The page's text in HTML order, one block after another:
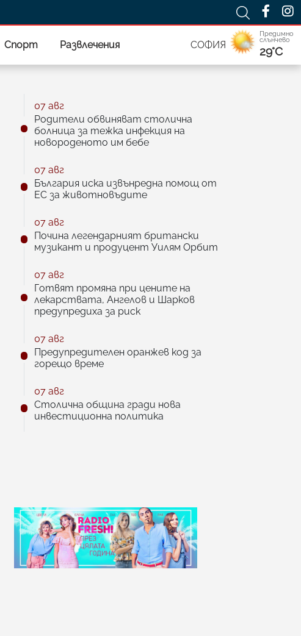
Спорт Развлечения СОФИЯ
Предимно
слънчево
29°C
07 авг
Родители обвиняват столична
болница за тежка инфекция на
новороденото им бебе
07 авг
България иска извънредна помощ от
ЕС за животновъдите
07 авг
Почина легендарният британски
музикант и продуцент Уилям Орбит
07 авг
Готвят промяна при цените на
лекарствата, Ангелов и Шарков
предупредиха за риск
07 авг
Предупредителен оранжев код за
горещо време
07 авг
Столична община гради нова
инвестиционна политика